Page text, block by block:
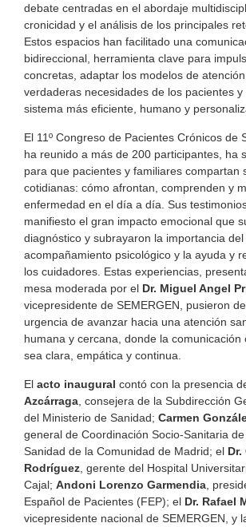
debate centradas en el abordaje
cronicidad y el análisis de los principales
Estos espacios han facilitado una
bidireccional, herramienta clave para
concretas, adaptar los modelos de
verdaderas necesidades de los pacientes
sistema más eficiente, humano y
El 11º Congreso de Pacientes Crónicos de
ha reunido a más de 200 participantes, ha
para que pacientes y familiares compartan
cotidianas: cómo afrontan, comprenden y
enfermedad en el día a día. Sus
manifiesto el gran impacto emocional que
diagnóstico y subrayaron la importancia
acompañamiento psicológico y la ayuda y
los cuidadores. Estas experiencias,
mesa moderada por el Dr. Miguel Angel
vicepresidente de SEMERGEN, pusieron
urgencia de avanzar hacia una atención
humana y cercana, donde la comunicación
sea clara, empática y continua.
El acto inaugural contó con la presencia
Azcárraga , consejera de la Subdirección
del Ministerio de Sanidad; Carmen
general de Coordinación Socio-Sanitaria
Sanidad de la Comunidad de Madrid; el
Rodríguez , gerente del Hospital
Cajal; Andoni Lorenzo Garmendia ,
Español de Pacientes (FEP); el Dr. Rafael
vicepresidente nacional de SEMERGEN, y